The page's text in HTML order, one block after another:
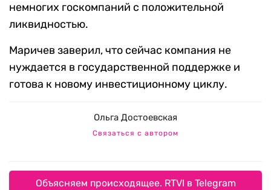
немногих госкомпаний с положительной
ликвидностью.
Маричев заверил, что сейчас компания не
нуждается в государственной поддержке и
готова к новому инвестиционному циклу.
Ольга Достоевская
Связаться с автором
Объясняем происходящее. RTVI в Telegram